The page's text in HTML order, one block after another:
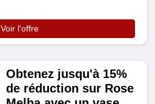
Voir l'offre
Obtenez jusqu'à 15%
de réduction sur Rose